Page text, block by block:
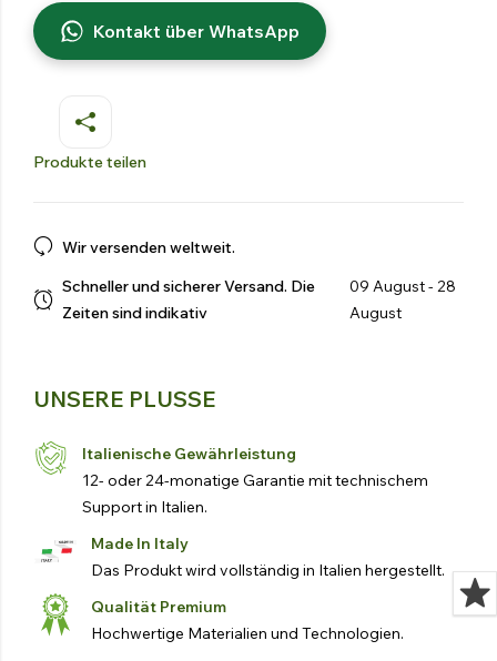
Kontakt über WhatsApp
Produkte teilen
Wir versenden weltweit.
Schneller und sicherer Versand. Die
Zeiten sind indikativ
09 August - 28
August
UNSERE PLUSSE
Italienische Gewährleistung
12- oder 24-monatige Garantie mit technischem
Support in Italien.
Made In Italy
Das Produkt wird vollständig in Italien hergestellt.
Qualität Premium
Hochwertige Materialien und Technologien.